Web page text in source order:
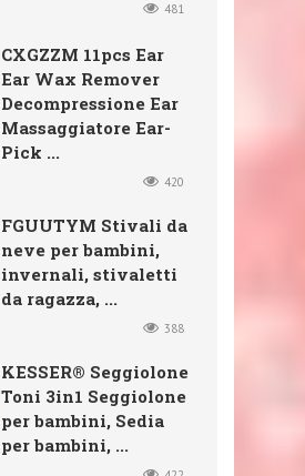
481
CXGZZM 11pcs Ear
Ear Wax Remover
Decompressione Ear
Massaggiatore Ear-
Pick ...
420
FGUUTYM Stivali da
neve per bambini,
invernali, stivaletti
da ragazza, ...
388
KESSER® Seggiolone
Toni 3in1 Seggiolone
per bambini, Sedia
per bambini, ...